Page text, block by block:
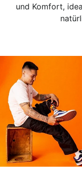
und Komfort,